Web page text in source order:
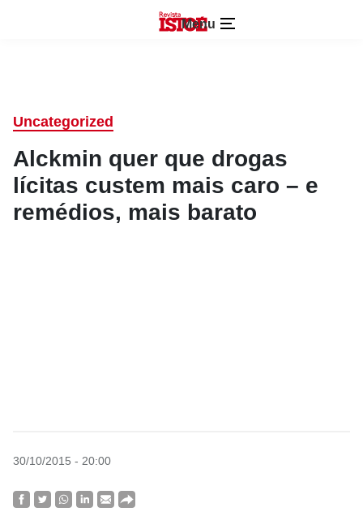
Menu
Uncategorized
Alckmin quer que drogas
lícitas custem mais caro – e
remédios, mais barato
30/10/2015 - 20:00